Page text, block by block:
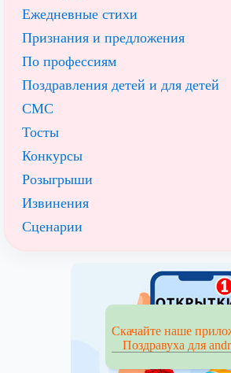
Ежедневные стихи
Признания и предложения
По профессиям
Поздравления детей и для детей
СМС
Тосты
Конкурсы
Розыгрыши
Извинения
Сценарии
Скачайте наше
Поздравуха для